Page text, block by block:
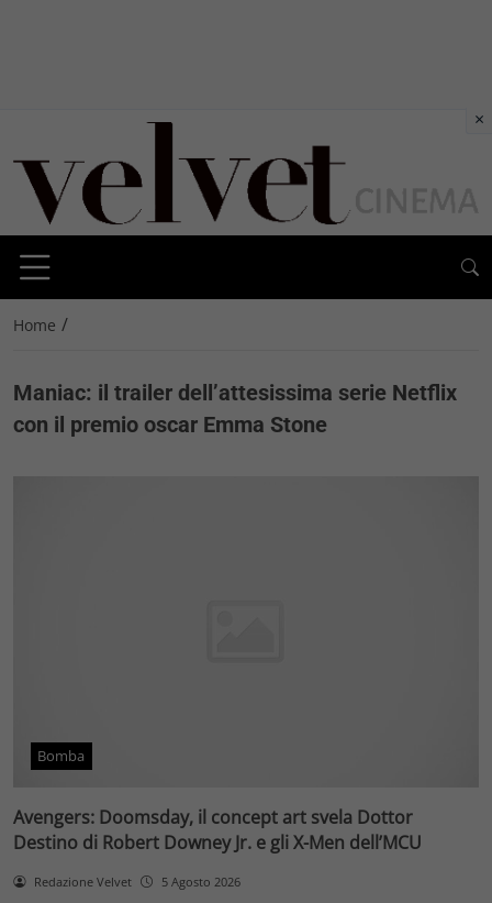
Home /
Maniac: il trailer dell’attesissima serie Netflix
con il premio oscar Emma Stone
Bomba
Avengers: Doomsday, il concept art svela Dottor
Destino di Robert Downey Jr. e gli X-Men dell’MCU
Redazione Velvet 5 Agosto 2026
×